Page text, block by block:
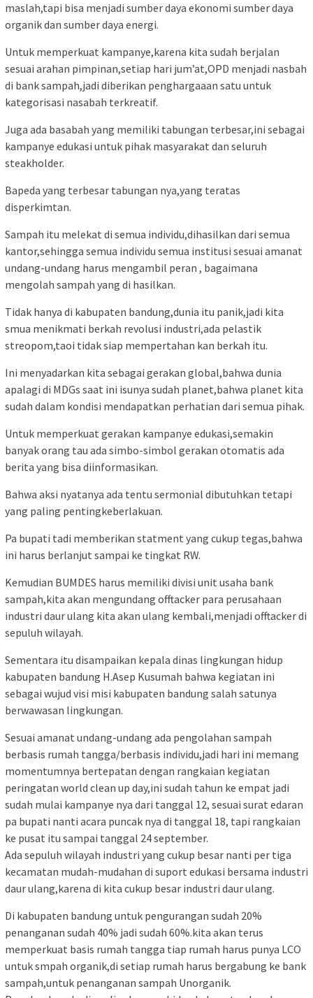
maslah,tapi bisa menjadi sumber daya ekonomi sumber daya
organik dan sumber daya energi.
Untuk memperkuat kampanye,karena kita sudah berjalan
sesuai arahan pimpinan,setiap hari jum’at,OPD menjadi nasbah
di bank sampah,jadi diberikan penghargaaan satu untuk
kategorisasi nasabah terkreatif.
Juga ada basabah yang memiliki tabungan terbesar,ini sebagai
kampanye edukasi untuk pihak masyarakat dan seluruh
steakholder.
Bapeda yang terbesar tabungan nya,yang teratas
disperkimtan.
Sampah itu melekat di semua individu,dihasilkan dari semua
kantor,sehingga semua individu semua institusi sesuai amanat
undang-undang harus mengambil peran , bagaimana
mengolah sampah yang di hasilkan.
Tidak hanya di kabupaten bandung,dunia itu panik,jadi kita
smua menikmati berkah revolusi industri,ada pelastik
streopom,taoi tidak siap mempertahan kan berkah itu.
Ini menyadarkan kita sebagai gerakan global,bahwa dunia
apalagi di MDGs saat ini isunya sudah planet,bahwa planet kita
sudah dalam kondisi mendapatkan perhatian dari semua pihak.
Untuk memperkuat gerakan kampanye edukasi,semakin
banyak orang tau ada simbo-simbol gerakan otomatis ada
berita yang bisa diinformasikan.
Bahwa aksi nyatanya ada tentu sermonial dibutuhkan tetapi
yang paling pentingkeberlakuan.
Pa bupati tadi memberikan statment yang cukup tegas,bahwa
ini harus berlanjut sampai ke tingkat RW.
Kemudian BUMDES harus memiliki divisi unit usaha bank
sampah,kita akan mengundang offtacker para perusahaan
industri daur ulang kita akan ulang kembali,menjadi offtacker di
sepuluh wilayah.
Sementara itu disampaikan kepala dinas lingkungan hidup
kabupaten bandung H.Asep Kusumah bahwa kegiatan ini
sebagai wujud visi misi kabupaten bandung salah satunya
berwawasan lingkungan.
Sesuai amanat undang-undang ada pengolahan sampah
berbasis rumah tangga/berbasis individu,jadi hari ini memang
momentumnya bertepatan dengan rangkaian kegiatan
peringatan world clean up day,ini sudah tahun ke empat jadi
sudah mulai kampanye nya dari tanggal 12, sesuai surat edaran
pa bupati nanti acara puncak nya di tanggal 18, tapi rangkaian
ke pusat itu sampai tanggal 24 september.
Ada sepuluh wilayah industri yang cukup besar nanti per tiga
kecamatan mudah-mudahan di suport edukasi bersama industri
daur ulang,karena di kita cukup besar industri daur ulang.
Di kabupaten bandung untuk pengurangan sudah 20%
penanganan sudah 40% jadi sudah 60%.kita akan terus
memperkuat basis rumah tangga tiap rumah harus punya LCO
untuk smpah organik,di setiap rumah harus bergabung ke bank
sampah,untuk penanganan sampah Unorganik.